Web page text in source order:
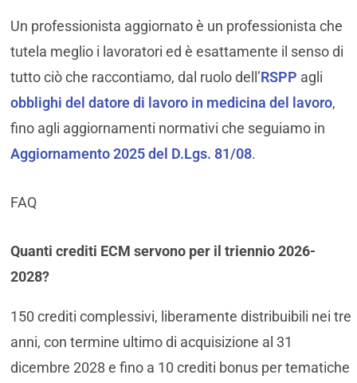
Un professionista aggiornato è un professionista che
tutela meglio i lavoratori ed è esattamente il senso di
tutto ciò che raccontiamo, dal ruolo dell’RSPP agli
obblighi del datore di lavoro in medicina del lavoro,
fino agli aggiornamenti normativi che seguiamo in
Aggiornamento 2025 del D.Lgs. 81/08.
FAQ
Quanti crediti ECM servono per il triennio 2026-
2028?
150 crediti complessivi, liberamente distribuibili nei tre
anni, con termine ultimo di acquisizione al 31
dicembre 2028 e fino a 10 crediti bonus per tematiche